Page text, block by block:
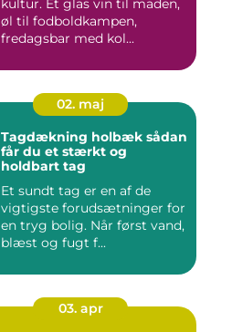
kultur. Et glas vin til maden,
øl til fodboldkampen,
fredagsbar med kol...
02. maj
Tagdækning holbæk sådan
får du et stærkt og
holdbart tag
Et sundt tag er en af de
vigtigste forudsætninger for
en tryg bolig. Når først vand,
blæst og fugt f...
03. apr